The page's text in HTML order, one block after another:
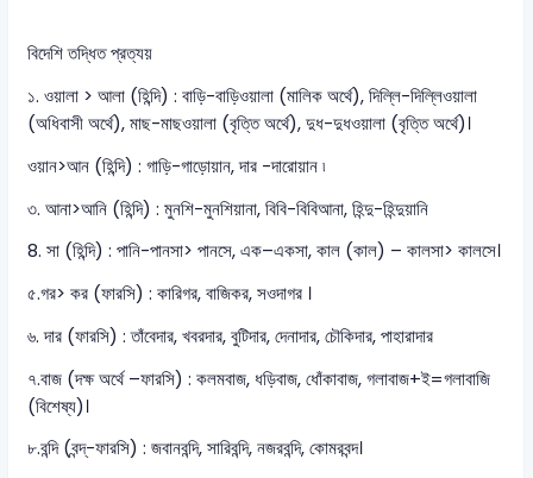
বিদেশি তদ্ধিত প্রত্যয়
১. ওয়ালা > আলা (হিন্দি) : বাড়ি-বাড়িওয়ালা (মালিক অর্থে), দিল্লি-দিল্লিওয়ালা
(অধিবাসী অর্থে), মাছ-মাছওয়ালা (বৃত্তি অর্থে), দুধ-দুধওয়ালা (বৃত্তি অর্থে)।
ওয়ান>আন (হিন্দি) : গাড়ি-গাড়োয়ান, দার -দারোয়ান ৷
৩. আনা>আনি (হিন্দি) : মুনশি-মুনশিয়ানা, বিবি-বিবিআনা, হিন্দু-হিন্দুয়ানি
8. সা (হিন্দি) : পানি-পানসা> পানসে, এক–একসা, কাল (কাল) – কালসা> কালসে।
৫.গর> কর (ফারসি) : কারিগর, বাজিকর, সওদাগর ।
৬. দার (ফারসি) : তাঁবেদার, খবরদার, বুটিদার, দেনাদার, চৌকিদার, পাহারাদার
৭.বাজ (দক্ষ অর্থে –ফারসি) : কলমবাজ, ধড়িবাজ, ধোঁকাবাজ, গলাবাজ+ই=গলাবাজি
(বিশেষ্য)।
৮.বন্দি (বন্দ্-ফারসি) : জবানবন্দি, সারিবন্দি, নজরবন্দি, কোমরবন্দ।